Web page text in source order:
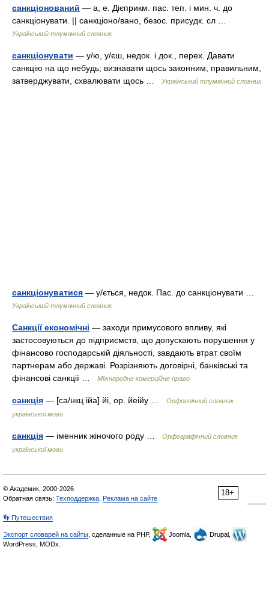
санкціонований — а, е. Дієприкм. пас. теп. і мин. ч. до
санкціонувати. || санкціоно/вано, безос. присудк. сл …
Український тлумачний словник
санкціонувати — у/ю, у/єш, недок. і док., перех. Давати
санкцію на що небудь; визнавати щось законним, правильним,
затверджувати, схвалювати щось …
Український тлумачний словник
санкціонуватися — у/ється, недок. Пас. до санкціонувати …
Український тлумачний словник
Санкції економічні — заходи примусового впливу, які
застосовуються до підприємств, що допускають порушення у
фінансово господарській діяльності, завдають втрат своїм
партнерам або державі. Розрізняють договірні, банківські та
фінансові санкції …
Міжнародне комерційне право
санкція — [са/нкц ійа] йі, ор. йеійу …
Орфоепічний словник
української мови
санкція — іменник жіночого роду …
Орфографічний словник
української мови
18+
© Академик, 2000-2026
Обратная связь: Техподдержка Реклама на сайте
👣 Путешествия
Экспорт словарей на сайты , сделанные на PHP, Joomla,
Drupal,
WordPress, MODx.